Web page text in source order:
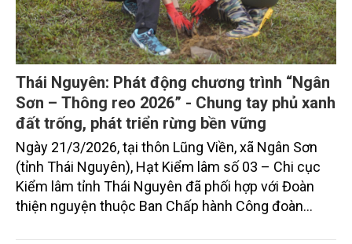
Thái Nguyên: Phát động chương trình “Ngân
Sơn – Thông reo 2026” - Chung tay phủ xanh
đất trống, phát triển rừng bền vững
Ngày 21/3/2026, tại thôn Lũng Viền, xã Ngân Sơn
(tỉnh Thái Nguyên), Hạt Kiểm lâm số 03 – Chi cục
Kiểm lâm tỉnh Thái Nguyên đã phối hợp với Đoàn
thiện nguyện thuộc Ban Chấp hành Công đoàn